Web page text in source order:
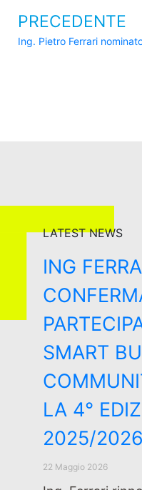
PRECEDENTE
LATEST NEWS
ING
SMART
LA 4°
2025/2026
22 Maggio 2026